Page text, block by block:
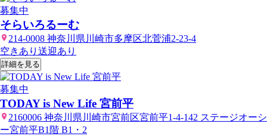
募集中
そらいろるーむ
214-0008 神奈川県川崎市多摩区北菅浦2-23-4
空きあり 送迎あり
詳細を見る
募集中
TODAY is New Life 宮前平
2160006 神奈川県川崎市宮前区宮前平1-4-142 ステージオーシ
ー宮前平B1階 B1・2